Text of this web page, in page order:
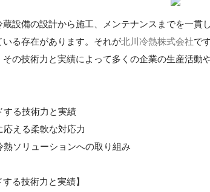
設備の設計から施工、メンテナンスまでを一貫
る存在があります。それが北川冷熱株式会社で
の技術力と実績によって多くの企業の生産活動
する技術力と実績
応える柔軟な対応力
熱ソリューションへの取り組み
する技術力と実績】